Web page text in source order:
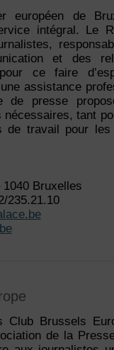
européen de
intégral. Le
et des
ce faire
assistance
de presse
nécessaires, tant
de travail pour
Bruxelles
235.21.10
Club Brussels
de la